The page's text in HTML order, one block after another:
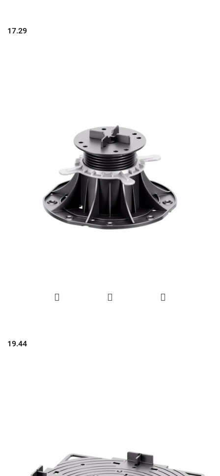
17.29
19.44